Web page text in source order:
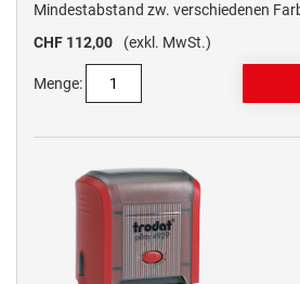
Mindestabstand zw. verschiedenen
CHF 112,00
(exkl. MwSt.)
Menge: